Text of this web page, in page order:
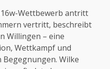
Wettbewerb antritt
vertritt, beschreibt
Willingen – eine
Wettkampf und
Wilke